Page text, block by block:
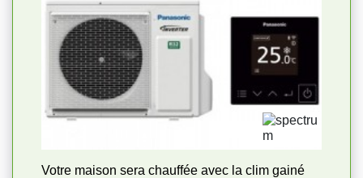
Votre maison sera chauffée avec la clim gainé